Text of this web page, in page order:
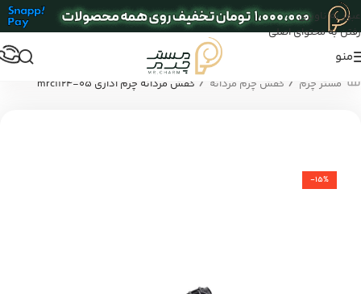
عبور به ناوبری
رفتن به محتوای اصلی
منو
مستر چرم / کفش چرم مردانه / کفش مردانه چرم اداری mrc1124-05
-15%